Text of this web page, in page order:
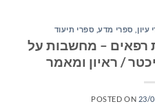
עיון, ספרי מדע, ספרי תיעוד
רפאים – מחשבות על
/ ראיון ומאמר
POSTED ON 23/